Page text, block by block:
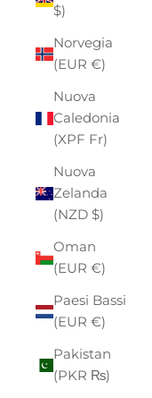
$)
Norvegia
(EUR €)
Nuova
Caledonia
(XPF Fr)
Nuova
Zelanda
(NZD $)
Oman
(EUR €)
Paesi Bassi
(EUR €)
Pakistan
(PKR ₨)